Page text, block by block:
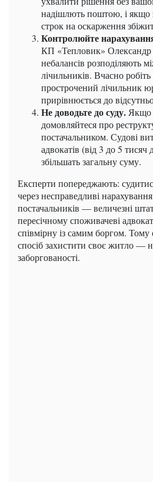
надішлють поштою, і якщо
строк на оскарження
Контролюйте
КП «Тепловик»
небалансів розподіляють
лічильників. Вчасно
прострочений лічильник
прирівнюється до
Не доводьте до суду.Якщо
домовляйтеся про
постачальником. Судові
адвокатів (від 3 до 5 тисяч
збільшать загальну суму.
Експерти попереджають:
через несправедливі
постачальників — величезні
пересічному споживачеві
співмірну із самим боргом.
спосіб захистити своє житло —
заборгованості.